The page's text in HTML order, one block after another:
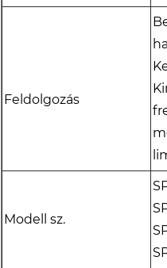
Feldolgozás
Modell sz.